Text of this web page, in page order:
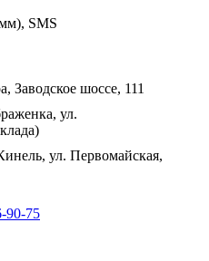
SMS
Заводское шоссе, 111
ул.
ул. Первомайская,
90-75